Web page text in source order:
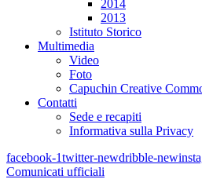
2014
2013
Istituto Storico
Multimedia
Video
Foto
Capuchin Creative
Contatti
Sede e recapiti
Informativa sulla Privacy
facebook-1twitter-newdribble-new
Comunicati ufficiali